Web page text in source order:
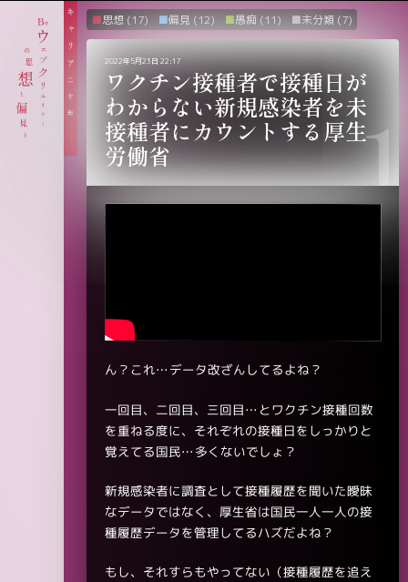
思想 (17) 偏見 (12) 愚痴 (11) 未分類 (7)
2022年5月23日 22:17
ワクチン接種者で接種日が
わからない新規感染者を未
接種者にカウントする厚生
労働省
ん？これ…データ改ざんしてるよね？
一回目、二回目、三回目…とワクチン接種回数
を重ねる度に、それぞれの接種日をしっかりと
覚えてる国民…多くないでしょ？
新規感染者に調査として接種履歴を聞いた曖昧
なデータではなく、厚生省は国民一人一人の接
種履歴データを管理してるハズだよね？
もし、それすらもやってない（接種履歴を追え